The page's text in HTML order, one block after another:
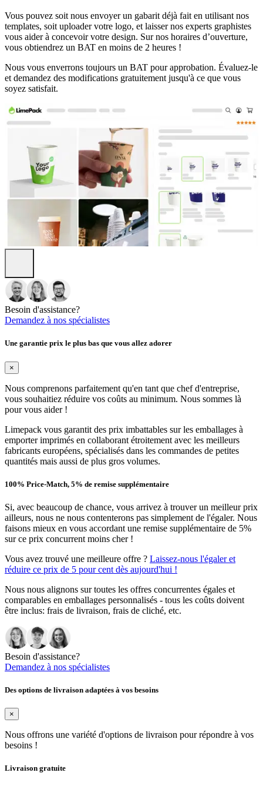
Vous pouvez soit nous envoyer un gabarit déjà fait en utilisant nos
templates, soit uploader votre logo, et laisser nos experts graphistes
vous aider à concevoir votre design. Sur nos horaires d’ouverture,
vous obtiendrez un BAT en moins de 2 heures !
Nous vous enverrons toujours un BAT pour approbation. Évaluez-le
et demandez des modifications gratuitement jusqu'à ce que vous
soyez satisfait.
Besoin d'assistance?
Demandez à nos spécialistes
Une garantie prix le plus bas que vous allez adorer
×
Nous comprenons parfaitement qu'en tant que chef d'entreprise,
vous souhaitiez réduire vos coûts au minimum. Nous sommes là
pour vous aider !
Limepack vous garantit des prix imbattables sur les emballages à
emporter imprimés en collaborant étroitement avec les meilleurs
fabricants européens, spécialisés dans les commandes de petites
quantités mais aussi de plus gros volumes.
100% Price-Match, 5% de remise supplémentaire
Si, avec beaucoup de chance, vous arrivez à trouver un meilleur prix
ailleurs, nous ne nous contenterons pas simplement de l'égaler. Nous
faisons mieux en vous accordant une remise supplémentaire de 5%
sur ce prix concurrent moins cher !
Vous avez trouvé une meilleure offre ? Laissez-nous l'égaler et
réduire ce prix de 5 pour cent dès aujourd'hui !
Nous nous alignons sur toutes les offres concurrentes égales et
comparables en emballages personnalisés - tous les coûts doivent
être inclus: frais de livraison, frais de cliché, etc.
Besoin d'assistance?
Demandez à nos spécialistes
Des options de livraison adaptées à vos besoins
×
Nous offrons une variété d'options de livraison pour répondre à vos
besoins !
Livraison gratuite